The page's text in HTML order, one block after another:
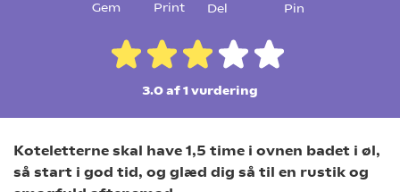
Gem Print Del Pin
3.0 af 1vurdering
Koteletterne skal have 1,5 time i ovnen badet i øl,
så start i god tid, og glæd dig så til en rustik og